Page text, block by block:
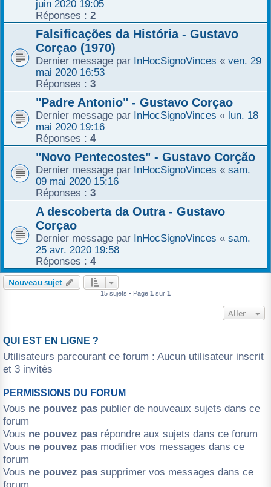
juin 2020 19:05
Réponses : 2
Falsificações da História - Gustavo
Corçao (1970)
Dernier message par InHocSignoVinces « ven. 29
mai 2020 16:53
Réponses : 3
"Padre Antonio" - Gustavo Corçao
Dernier message par InHocSignoVinces « lun. 18
mai 2020 19:16
Réponses : 4
"Novo Pentecostes" - Gustavo Corção
Dernier message par InHocSignoVinces « sam.
09 mai 2020 15:16
Réponses : 3
A descoberta da Outra - Gustavo
Corçao
Dernier message par InHocSignoVinces « sam.
25 avr. 2020 19:58
Réponses : 4
Nouveau sujet
15 sujets • Page 1 sur 1
Aller
QUI EST EN LIGNE ?
Utilisateurs parcourant ce forum : Aucun utilisateur inscrit
et 3 invités
PERMISSIONS DU FORUM
Vous ne pouvez pas publier de nouveaux sujets dans ce
forum
Vous ne pouvez pas répondre aux sujets dans ce forum
Vous ne pouvez pas modifier vos messages dans ce
forum
Vous ne pouvez pas supprimer vos messages dans ce
forum